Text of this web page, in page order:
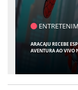
SAÚDE
CONTABILIDADE
COM ATUAÇÃO